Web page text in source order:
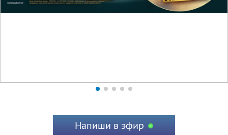
Напиши в эфир